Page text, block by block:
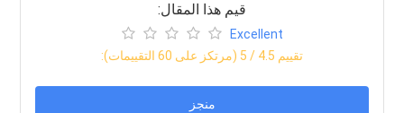
:قيم هذا المقال
Excellent
:تقييم 4.5 / 5 (مرتكز على 60 التقييمات)
منجز